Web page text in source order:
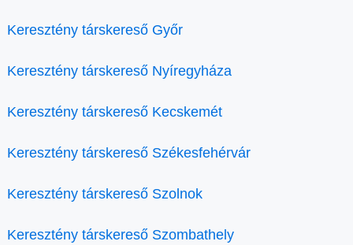
Keresztény társkereső Győr
Keresztény társkereső Nyíregyháza
Keresztény társkereső Kecskemét
Keresztény társkereső Székesfehérvár
Keresztény társkereső Szolnok
Keresztény társkereső Szombathely